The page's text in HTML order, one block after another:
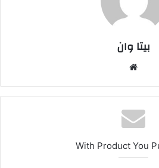
بیتا وان
With Product You